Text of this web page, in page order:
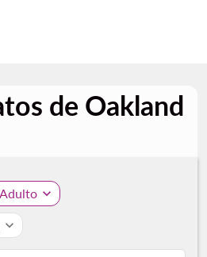
de Oakland
expand_more
expand_more